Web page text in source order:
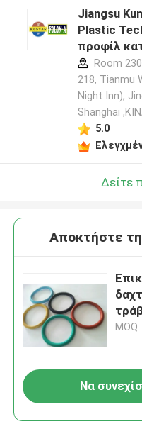
Jiangsu
Plastic
προφίλ
Room
218, Tianmu
Night Inn),
Shanghai
5.0
Δείτε
Αποκτήστε
MOQ
Να